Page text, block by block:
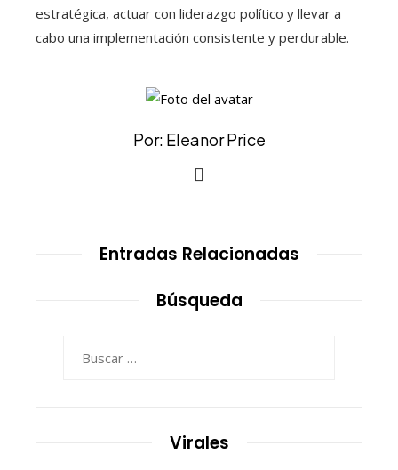
estratégica, actuar con liderazgo político y llevar a
cabo una implementación consistente y perdurable.
Por: Eleanor Price
Entradas Relacionadas
Búsqueda
Virales